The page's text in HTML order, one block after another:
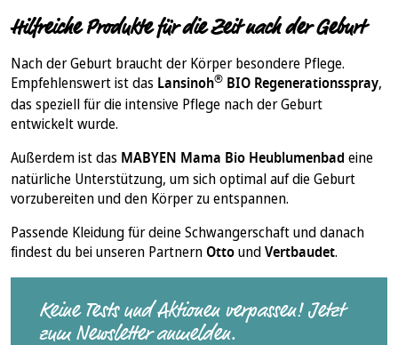
Hilfreiche Produkte für die Zeit nach der Geburt
Nach der Geburt braucht der Körper besondere Pflege.
Empfehlenswert ist das Lansinoh® BIO Regenerationsspray,
das speziell für die intensive Pflege nach der Geburt
entwickelt wurde.
Außerdem ist das MABYEN Mama Bio Heublumenbad eine
natürliche Unterstützung, um sich optimal auf die Geburt
vorzubereiten und den Körper zu entspannen.
Passende Kleidung für deine Schwangerschaft und danach
findest du bei unseren PartnernOttoundVertbaudet.
Keine Tests und Aktionen verpassen! Jetzt
zum Newsletter anmelden.